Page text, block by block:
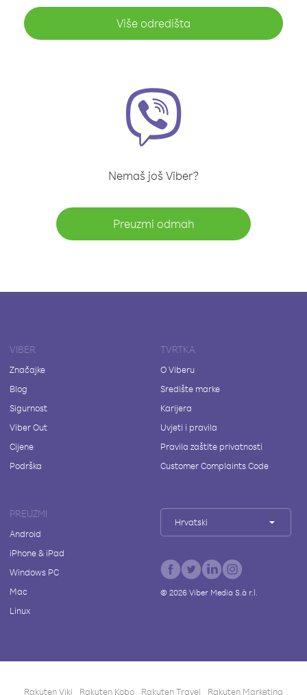
Više odredišta
Nemaš još Viber?
Preuzmi odmah
VIBER
Značajke
Blog
Sigurnost
Viber Out
Cijene
Podrška
TVRTKA
O Viberu
Središte marke
Karijera
Uvjeti i pravila
Pravila zaštite privatnosti
Customer Complaints Code
PREUZMI
Android
iPhone & iPad
Windows PC
Mac
Linux
Hrvatski
© 2026Viber Media S.à r.l.
Rakuten Viki Rakuten Kobo Rakuten Travel Rakuten Marketing